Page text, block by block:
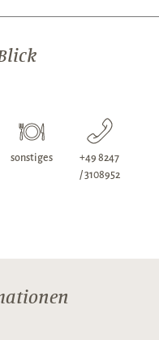
sonstiges
+49 8247
/ 3108952